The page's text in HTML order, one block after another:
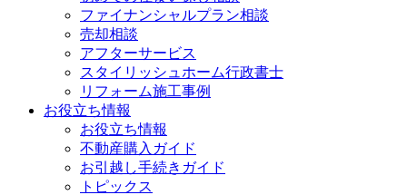
ファイナンシャルプラン相談
売却相談
アフターサービス
スタイリッシュホーム行政書士
リフォーム施工事例
お役立ち情報
お役立ち情報
不動産購入ガイド
お引越し手続きガイド
トピックス